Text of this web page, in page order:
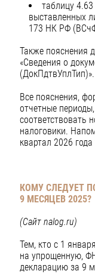
таблицу
выставленных
173 НК РФ
Также пояснения
«Сведения о
(ДокПдтвУплТип)».
Все пояснения,
отчетные
соответствовать
налоговики.
квартал 2026
КОМУ СЛЕДУЕТ
9 МЕСЯЦЕВ 2025?
(Сайт nalog.ru)
Тем, кто с 1
на упрощенную,
декларацию за 9